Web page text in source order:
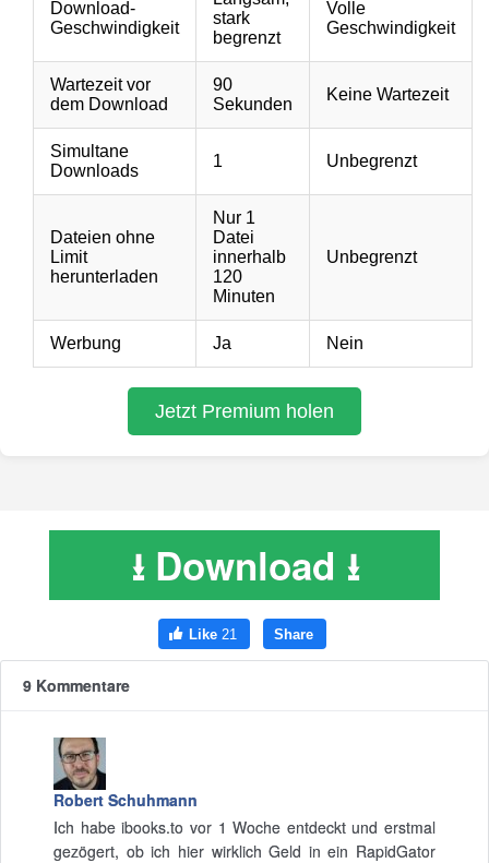
⭳ Download ⭳
9 Kommentare
Robert Schuhmann
Ich habe ibooks.to vor 1 Woche entdeckt und erstmal
gezögert, ob ich hier wirklich Geld in ein RapidGator